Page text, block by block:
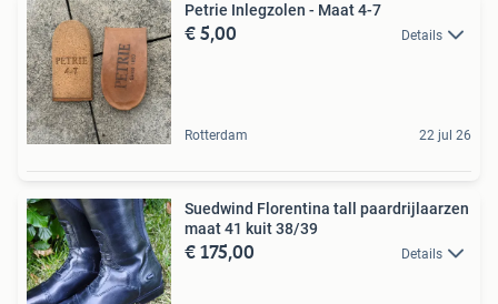
Petrie Inlegzolen - Maat 4-7
€ 5,00 Details
Rotterdam 22 jul 26
Suedwind Florentina tall paardrijlaarzen
maat 41 kuit 38/39
€ 175,00 Details